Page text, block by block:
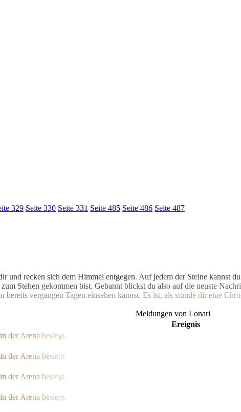
329 Seite 330 Seite 331 Seite 485 Seite 486 Seite 487
ir und recken sich dem Himmel entgegen. Auf jedem der Steine kannst du
zum Stehen gekommen bist. Gebannt blickst du also auf die neuste Nachri
n bereits vergangen Tagen einsehen kannst. Es ist, als stünde dir eine Chro
Meldungen von Lonari
Ereignis
in derArena besiegt.
in derArena besiegt.
in derArena besiegt.
in derArena besiegt.